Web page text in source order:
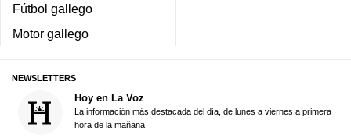
Fútbol gallego
Motor gallego
NEWSLETTERS
Hoy en La Voz
La información más destacada del día, de lunes a viernes a primera
hora de la mañana